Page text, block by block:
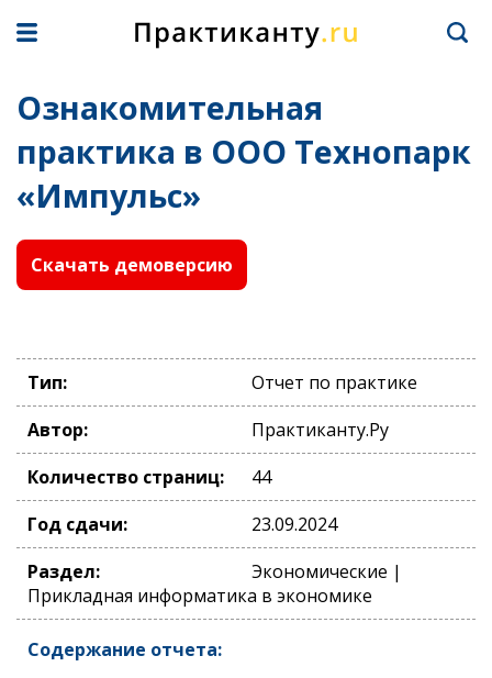
Ознакомительная
практика в ООО Технопарк
«Импульс»
Скачать демоверсию
Тип:
Отчет по практике
Автор:
Практиканту.Ру
Количество страниц:
44
Год сдачи:
23.09.2024
Раздел:
Экономические |
Прикладная информатика в экономике
Содержание отчета: